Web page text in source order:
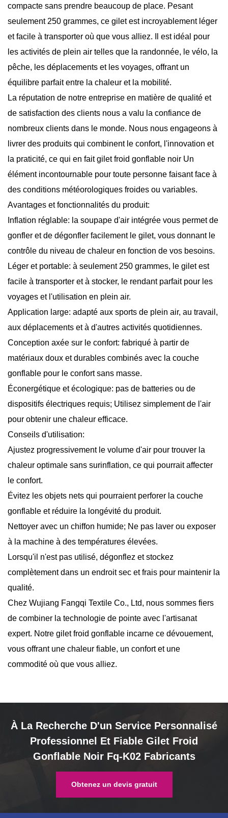
compacte sans prendre beaucoup de place. Pesant
seulement 250 grammes, ce gilet est incroyablement léger
et facile à transporter où que vous alliez. Il est idéal pour
les activités de plein air telles que la randonnée, le vélo, la
pêche, les déplacements et les voyages, offrant un
équilibre parfait entre la chaleur et la mobilité.
La réputation de notre entreprise en matière de qualité et
de satisfaction des clients nous a valu la confiance de
nombreux clients dans le monde. Nous nous engageons à
livrer des produits qui combinent le confort, l'innovation et
la praticité, ce qui en faitgilet froid gonflable noir Un
élément incontournable pour toute personne faisant face à
des conditions météorologiques froides ou variables.
Avantages et fonctionnalités du produit:
Inflation réglable: la soupape d'air intégrée vous permet de
gonfler et de dégonfler facilement le gilet, vous donnant le
contrôle du niveau de chaleur en fonction de vos besoins.
Léger et portable: à seulement 250 grammes, le gilet est
facile à transporter et à stocker, le rendant parfait pour les
voyages et l'utilisation en plein air.
Application large: adapté aux sports de plein air, au travail,
aux déplacements et à d'autres activités quotidiennes.
Conception axée sur le confort: fabriqué à partir de
matériaux doux et durables combinés avec la couche
gonflable pour le confort sans masse.
Éconergétique et écologique: pas de batteries ou de
dispositifs électriques requis; Utilisez simplement de l'air
pour obtenir une chaleur efficace.
Conseils d'utilisation:
Ajustez progressivement le volume d'air pour trouver la
chaleur optimale sans surinflation, ce qui pourrait affecter
le confort.
Évitez les objets nets qui pourraient perforer la couche
gonflable et réduire la longévité du produit.
Nettoyer avec un chiffon humide; Ne pas laver ou exposer
à la machine à des températures élevées.
Lorsqu'il n'est pas utilisé, dégonflez et stockez
complètement dans un endroit sec et frais pour maintenir la
qualité.
Chez Wujiang Fangqi Textile Co., Ltd, nous sommes fiers
de combiner la technologie de pointe avec l'artisanat
expert. Notre gilet froid gonflable incarne ce dévouement,
vous offrant une chaleur fiable, un confort et une
commodité où que vous alliez.
À La Recherche D'un Service Personnalisé
Professionnel Et Fiable Gilet Froid
Gonflable Noir Fq-K02 Fabricants
Obtenez un devis gratuit